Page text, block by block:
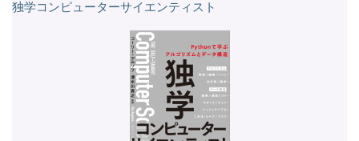
独学コンピューターサイエンティスト